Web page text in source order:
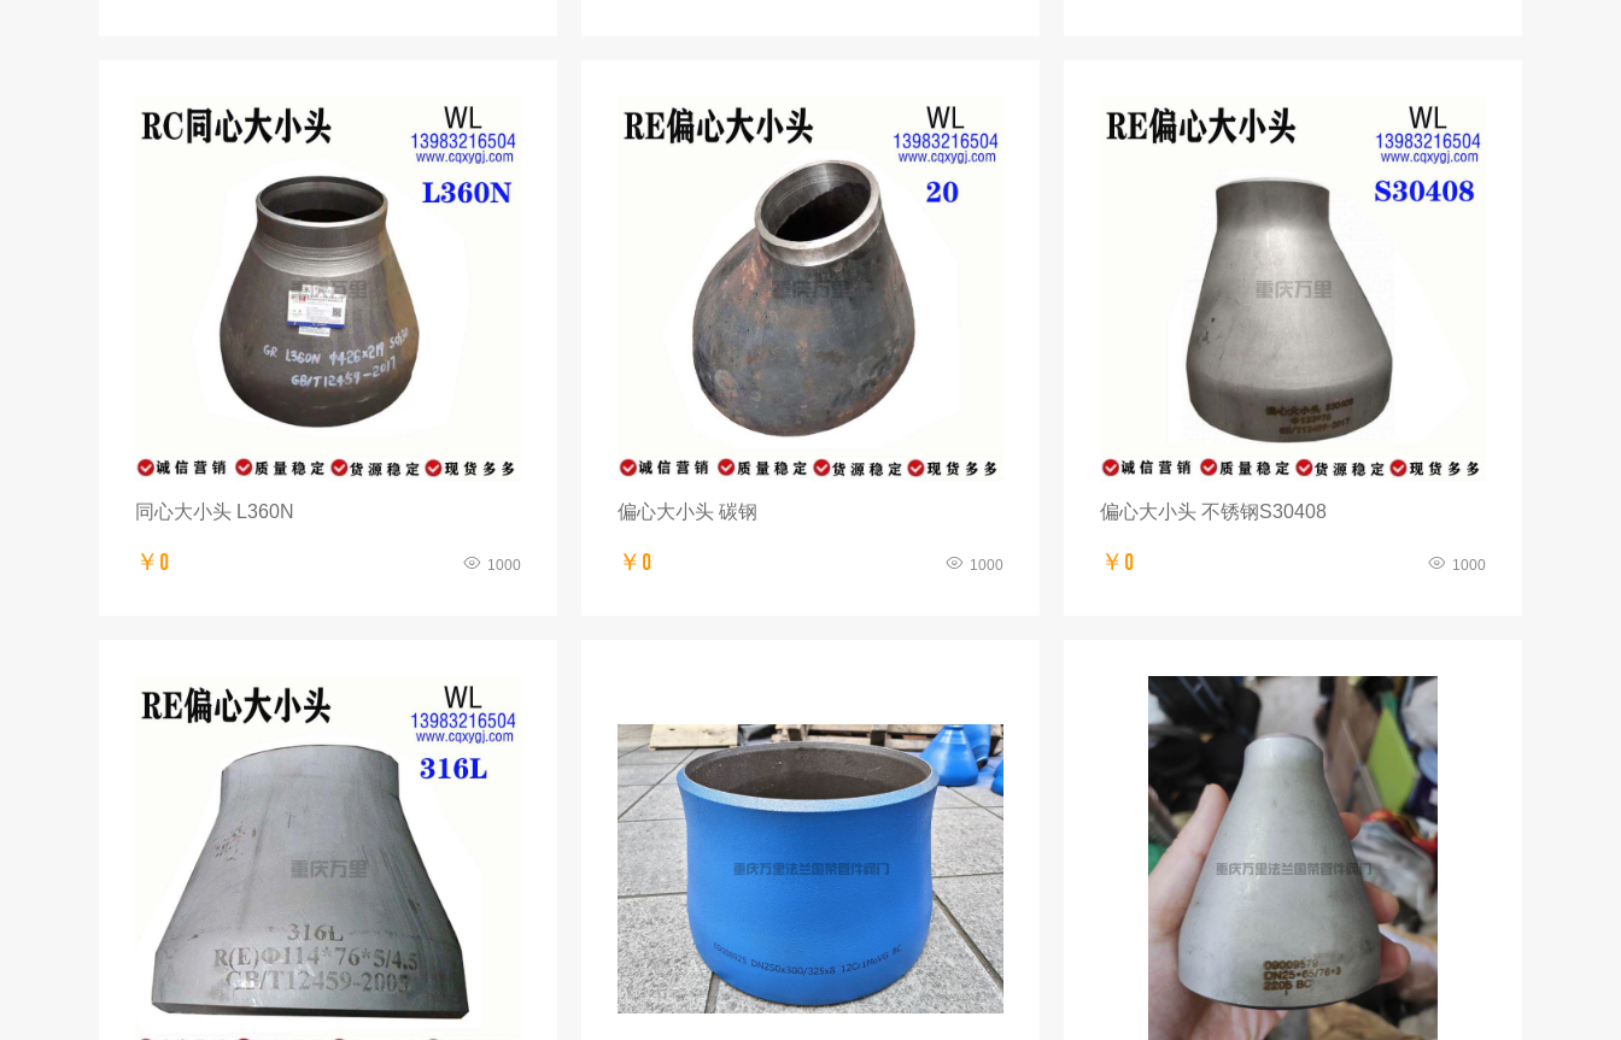
同心大小头 L360N
￥0 1000
偏心大小头 碳钢
￥0 1000
偏心大小头 不锈钢S30408
￥0 1000